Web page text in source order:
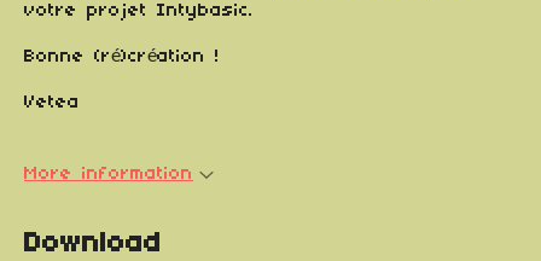
votre projet Intybasic.
Bonne (ré)création !
Vetea
More information
Download